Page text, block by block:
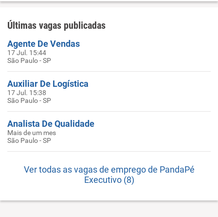
Últimas vagas publicadas
Agente De Vendas
17 Jul. 15:44
São Paulo - SP
Auxiliar De Logística
17 Jul. 15:38
São Paulo - SP
Analista De Qualidade
Mais de um mes
São Paulo - SP
Ver todas as vagas de emprego de PandaPé
Executivo (8)